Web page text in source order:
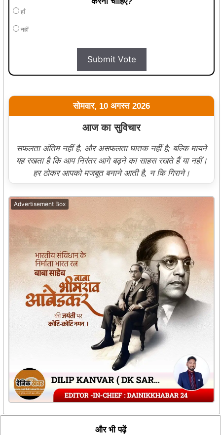
हाँ
नहीं
Submit Vote
सोमवार, 10 अगस्त 2026
आज का सुविचार
सफलता अंतिम नहीं है, और असफलता घातक नहीं है; बल्कि मायने
यह रखता है कि आप निरंतर आगे बढ़ने का साहस रखते हैं या नहीं।
हर ठोकर आपको मजबूत बनाने आती है, न कि गिराने।
Advertisement Box
और भी पढ़ें